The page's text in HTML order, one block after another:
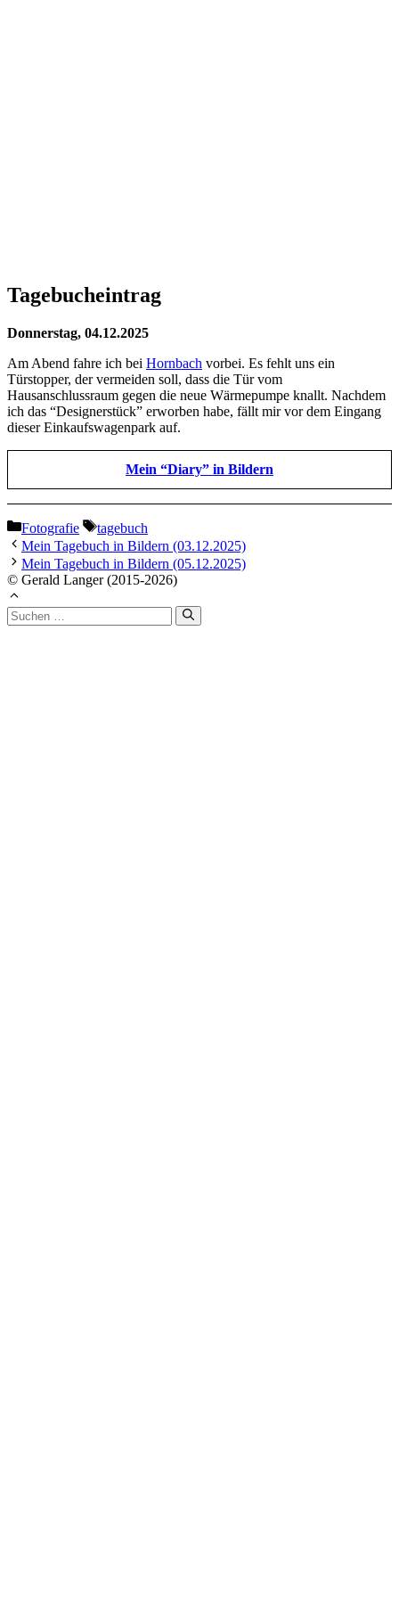
Tagebucheintrag
Donnerstag, 04.12.2025
Am Abend fahre ich bei Hornbach vorbei. Es fehlt uns ein
Türstopper, der vermeiden soll, dass die Tür vom
Hausanschlussraum gegen die neue Wärmepumpe knallt. Nachdem
ich das “Designerstück” erworben habe, fällt mir vor dem Eingang
dieser Einkaufswagenpark auf.
Mein “Diary” in Bildern
Kategorien
Fotografie Schlagwörter
tagebuch
Mein Tagebuch in Bildern (03.12.2025)
Mein Tagebuch in Bildern (05.12.2025)
© Gerald Langer (2015-2026)
Suchen
nach: